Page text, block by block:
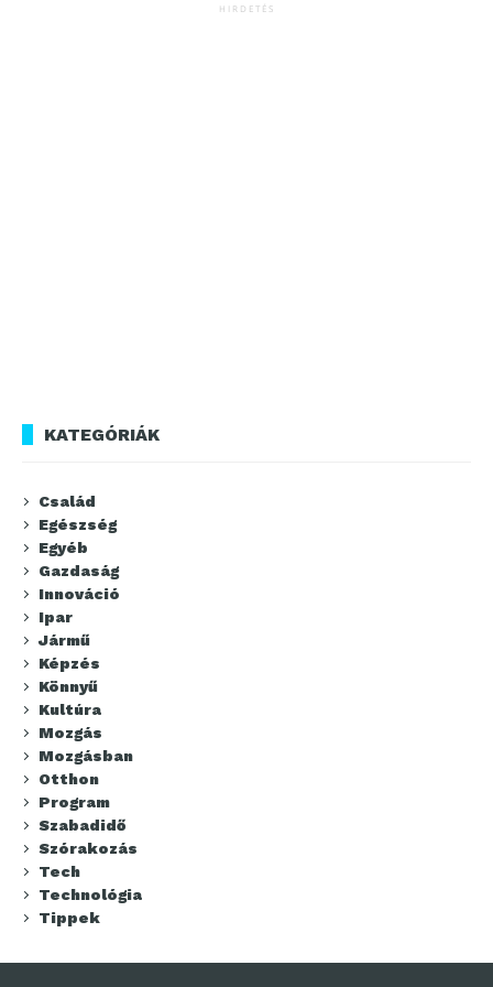
HIRDETÉS
KATEGÓRIÁK
Család
Egészség
Egyéb
Gazdaság
Innováció
Ipar
Jármű
Képzés
Könnyű
Kultúra
Mozgás
Mozgásban
Otthon
Program
Szabadidő
Szórakozás
Tech
Technológia
Tippek